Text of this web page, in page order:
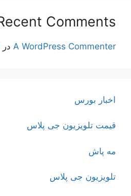
Comments
A WordPress Commenter در
اخبار بورس
قیمت تلویزیون جی پلاس
مه پاش
تلویزیون جی پلاس